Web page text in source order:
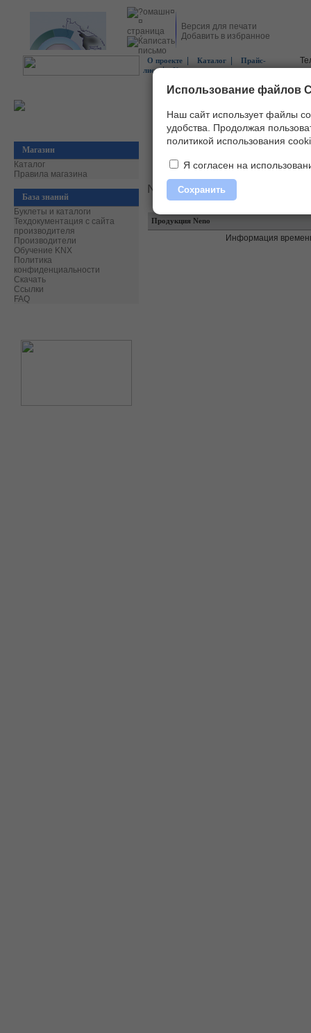
Версия для печати
Добавить в избранное
О проекте Каталог
Прайс-
лист| Контакты
Магазин
Каталог
Правила магазина
База знаний
Буклеты и каталоги
Техдокументация с сайта
производителя
Производители
Обучение KNX
Политика
конфиденциальности
Скачать
Ссылки
FAQ
Neno
Продукция Neno
Информация
Использование файлов
Наш сайт использует файлы
удобства. Продолжая
политикой использования
Я согласен на
Сохранить